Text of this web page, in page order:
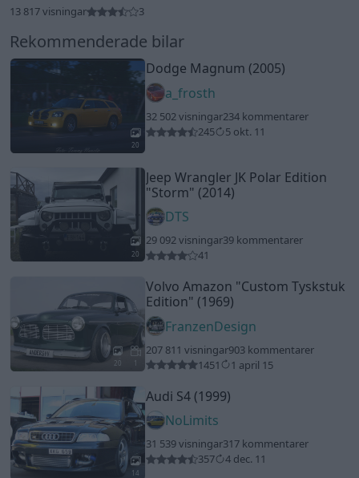
13 817 visningar 3
Rekommenderade bilar
20
Dodge Magnum (2005)
a_frosth
32 502 visningar234 kommentarer
245
5 okt. 11
20
Jeep Wrangler JK Polar Edition
"Storm" (2014)
DTS
29 092 visningar39 kommentarer
41
20 1
Volvo Amazon "Custom Tyskstuk
Edition" (1969)
FranzenDesign
207 811 visningar903 kommentarer
1451
1 april 15
14
Audi S4 (1999)
NoLimits
31 539 visningar317 kommentarer
357
4 dec. 11